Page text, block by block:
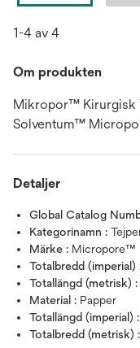
1-4 av 4
Om produkten
Mikropor™ Kirurgisk
Solventum™
Detaljer
Global Catalog
Kategorinamn :
Märke : Micropore™
Totalbredd (imperial)
Totallängd (metrisk) :
Material : Papper
Totallängd (imperial) :
Totalbredd (metrisk) :